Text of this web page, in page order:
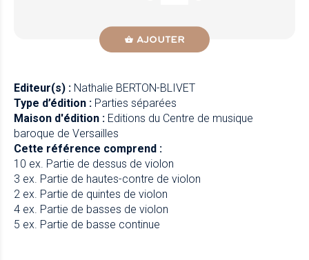
AJOUTER
Editeur(s) : Nathalie BERTON-BLIVET
Type d’édition : Parties séparées
Maison d'édition : Editions du Centre de musique
baroque de Versailles
Cette référence comprend :
10 ex. Partie de dessus de violon
3 ex. Partie de hautes-contre de violon
2 ex. Partie de quintes de violon
4 ex. Partie de basses de violon
5 ex. Partie de basse continue